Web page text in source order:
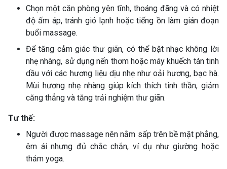
Chọn một căn phòng yên tĩnh, thoáng đãng và có nhiệt
độ ấm áp, tránh gió lạnh hoặc tiếng ồn làm gián đoạn
buổi massage.
Để tăng cảm giác thư giãn, có thể bật nhạc không lời
nhẹ nhàng, sử dụng nến thơm hoặc máy khuếch tán tinh
dầu với các hương liệu dịu nhẹ như oải hương, bạc hà.
Mùi hương nhẹ nhàng giúp kích thích tinh thần, giảm
căng thẳng và tăng trải nghiệm thư giãn.
Tư thế:
Người được massage nên nằm sấp trên bề mặt phẳng,
êm ái nhưng đủ chắc chắn, ví dụ như giường hoặc
thảm yoga.